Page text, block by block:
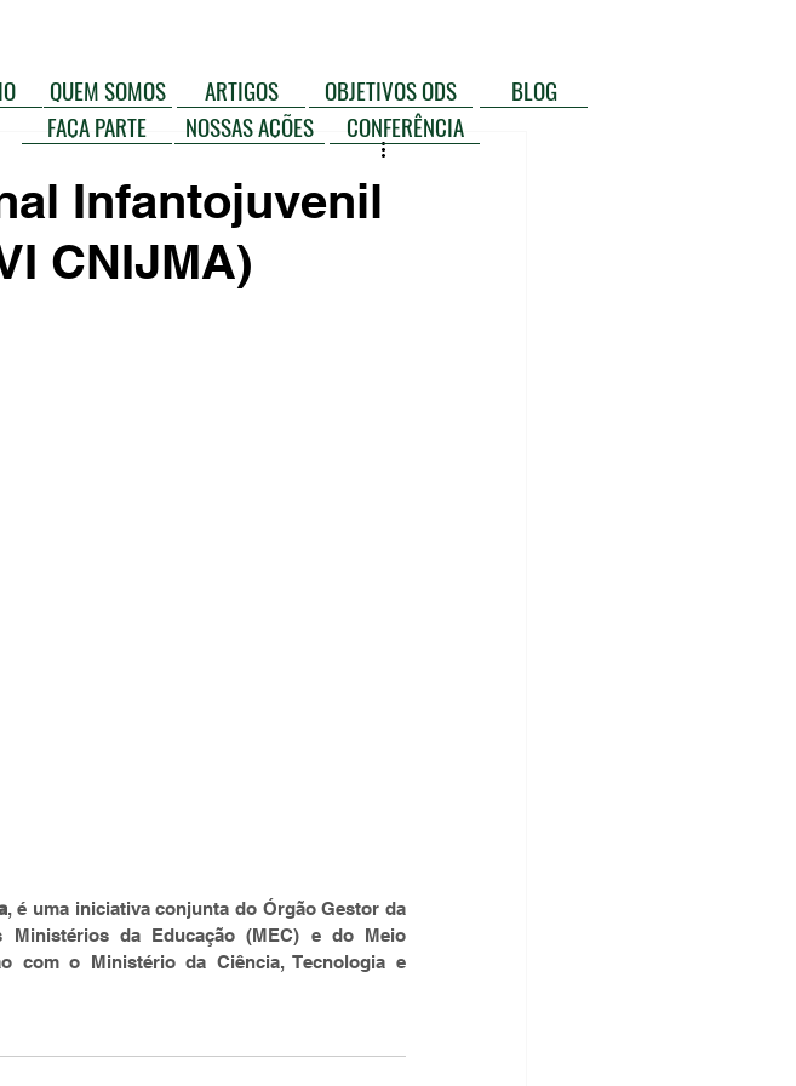
QUEM SOMOS
FAÇA PARTE
ARTIGOS
OBJETIVOS ODS
NOSSAS AÇÕES
CONFERÊNCIA
BLOG
Infantojuvenil
CNIJMA)
, é uma iniciativa conjunta do Órgão Gestor da
Ministérios da Educação (MEC) e do Meio
com o Ministério da Ciência, Tecnologia e